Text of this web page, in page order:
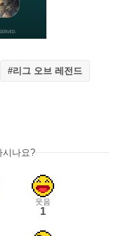
#리그 오브 레전드
시나요?
웃음
1